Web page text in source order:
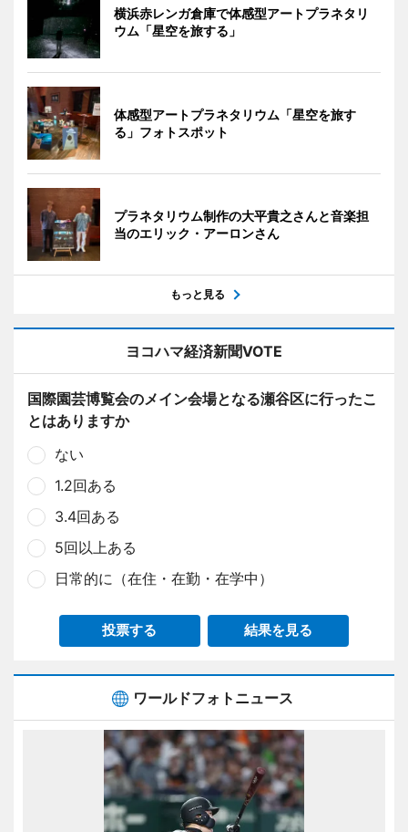
横浜赤レンガ倉庫で体感型アートプラネタリ
ウム「星空を旅する」
体感型アートプラネタリウム「星空を旅す
る」フォトスポット
プラネタリウム制作の大平貴之さんと音楽担
当のエリック・アーロンさん
もっと見る
ヨコハマ経済新聞VOTE
国際園芸博覧会のメイン会場となる瀬谷区に行ったこ
とはありますか
ない
1.2回ある
3.4回ある
5回以上ある
日常的に（在住・在勤・在学中）
投票する 結果を見る
ワールドフォトニュース